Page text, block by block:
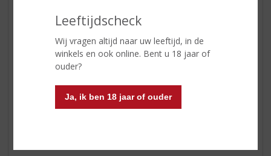
Leeftijdscheck
Wij vragen altijd naar uw leeftijd, in de
winkels en ook online. Bent u 18 jaar of
ouder?
Ja, ik ben 18 jaar of ouder
Wilderen Cuvée Clarisse Whisky Infused is een
donker bier met subtiele aroma’s van bourbon, fruitige
toetsen van vanille en zoethout. De aparte moutige en
volmondige afdronk zorgt voor een gezegend genot!
Kom langs in onze winkel en probeer 'm uit.